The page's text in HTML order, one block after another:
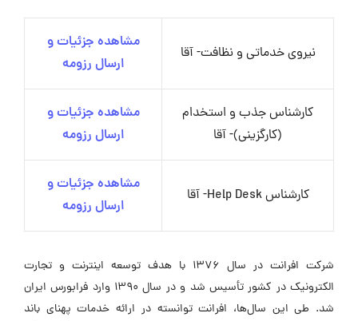
نیروی خدماتی و نظافت- آقا
مشاهده جزئیات و
ارسال رزومه
کارشناس جذب و استخدام
(کارگزینی)- آقا
مشاهده جزئیات و
ارسال رزومه
کارشناس Help Desk- آقا
مشاهده جزئیات و
ارسال رزومه
شرکت افرانت در سال 1376 با هدف توسعه اینترنت و تجارت
الکترونیک در کشور تأسیس شد و در سال 1390 وارد فرابورس ایران
شد. طی این سال‌ها، افرانت توانسته در ارائه خدمات پهنای باند